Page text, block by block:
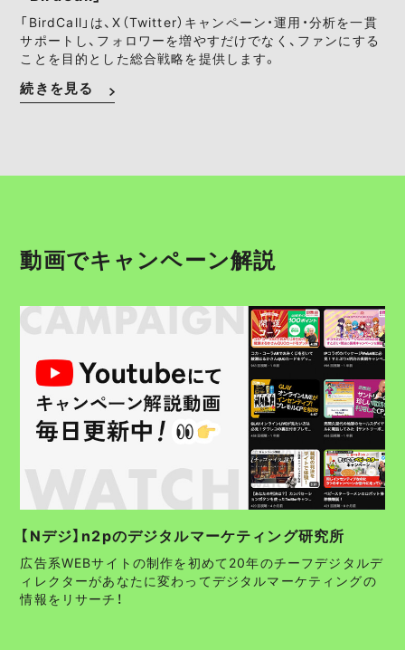
「BirdCall」は、X（Twitter）キャンペーン・運用・分析を一貫
サポートし、フォロワーを増やすだけでなく、ファンにする
ことを目的とした総合戦略を提供します。
続きを見る
動画でキャンペーン解説
【Nデジ】n2pのデジタルマーケティング研究所
広告系WEBサイトの制作を初めて20年のチーフデジタルデ
ィレクターがあなたに変わってデジタルマーケティングの
情報をリサーチ！